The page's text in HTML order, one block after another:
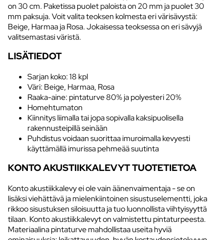
on 30 cm. Paketissa puolet paloista on 20 mm ja puolet 30
mm paksuja. Voit valita teoksen kolmesta eri värisävystä:
Beige, Harmaa ja Rosa. Jokaisessa teoksessa on eri sävyjä
valitsemastasi väristä.
LISÄTIEDOT
Sarjan koko: 18 kpl
Väri: Beige, Harmaa, Rosa
Raaka-aine: pintaturve 80% ja polyesteri 20%
Homehtumaton
Kiinnitys liimalla tai jopa sopivalla kaksipuolisella
rakennusteipillä seinään
Puhdistus voidaan suorittaa imuroimalla kevyesti
käyttämällä imurissa pehmeää suutinta
KONTO AKUSTIIKKALEVYT TUOTETIETOA
Konto akustiikkalevy ei ole vain äänenvaimentaja - se on
lisäksi viehättävä ja mielenkiintoinen sisustuselementti, joka
rikkoo sisustuksen siloisuutta ja tuo luonnollista viihtyisyyttä
tilaan. Konto akustiikkalevyt on valmistettu pintaturpeesta.
Materiaalina pintaturve mahdollistaa useita hyviä